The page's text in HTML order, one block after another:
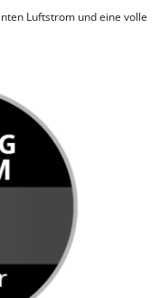
Luftstrom und eine volle